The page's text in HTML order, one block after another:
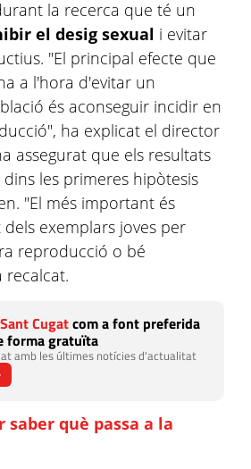
la recerca que té un
el desig sexual i evitar
"El principal efecte que
a l'hora d'evitar un
és aconseguir incidir en
ha explicat el director
assegurat que els resultats
les primeres hipòtesis
"El més important és
exemplars joves per
reproducció o bé
recalcat.
Cugatcom a font preferida
forma gratuïta
amb les últimes notícies d'actualitat
saber què passa a la